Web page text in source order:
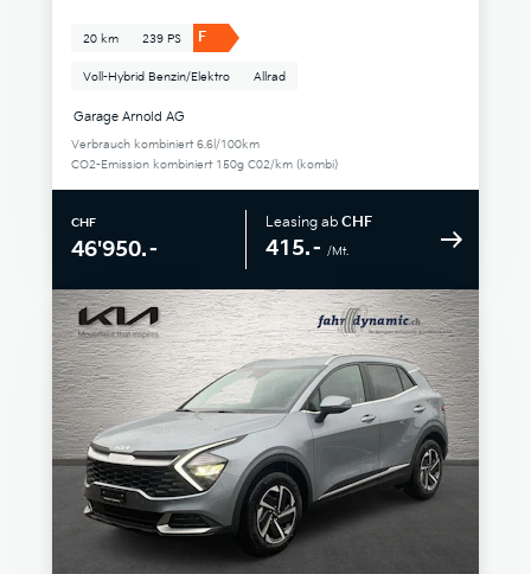
20 km 239 PS F
Voll-Hybrid Benzin/Elektro Allrad
Garage Arnold AG
Verbrauch kombiniert 6.6l/100km
CO2-Emission kombiniert 150g C02/km (kombi)
CHF
46'950.–
Leasing ab CHF
415.– /Mt.